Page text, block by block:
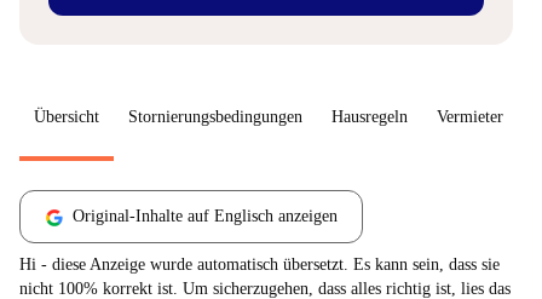
Übersicht Stornierungsbedingungen Hausregeln Vermieter
Original-Inhalte auf Englisch anzeigen
Hi - diese Anzeige wurde automatisch übersetzt. Es kann sein, dass sie
nicht 100% korrekt ist. Um sicherzugehen, dass alles richtig ist, lies das